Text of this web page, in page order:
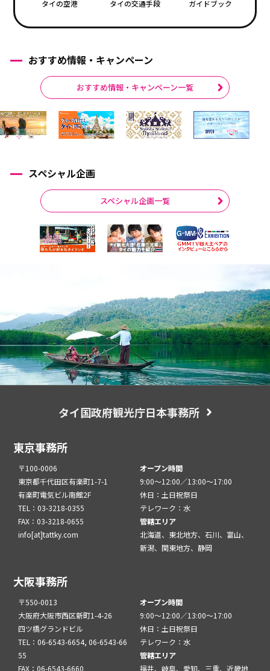
タイの空港 タイの交通手段 ガイドブック
おすすめ情報・キャンペーン
おすすめ情報・キャンペーン一覧
スペシャル企画
スペシャル企画一覧
タイ国政府観光庁日本事務所
東京事務所
〒100-0006
東京都千代田区有楽町1-7-1
有楽町電気ビル南館2F
TEL：03-3218-0355
FAX：03-3218-0655
info[at]tattky.com
オープン時間
9:00～12:00／13:00～17:00
休日：土日祝祭日
テレワーク：水
管轄エリア
北海道、東北地方、石川、富山、
新潟、関東地方、静岡
大阪事務所
〒550-0013
大阪府大阪市西区新町1-4-26
四ツ橋グランドビル
TEL：06-6543-6654, 06-6543-66
55
FAX：06-6543-6660
オープン時間
9:00～12:00／13:00～17:00
休日：土日祝祭日
テレワーク：水
管轄エリア
福井、岐阜、愛知、三重、近畿地